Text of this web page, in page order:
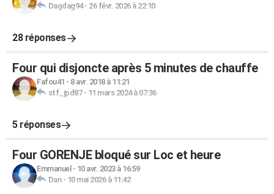
Dagdag94- 26 févr. 2026 à 22:10
28 réponses
Four qui disjoncte après 5 minutes de chauffe
Fafou41 - 8 avr. 2018 à 11:21
stf_jpd87- 11 mars 2024 à 07:36
5 réponses
Four GORENJE bloqué sur Loc et heure
Emmanuel - 10 avr. 2023 à 16:59
Dan- 10 mai 2026 à 11:42